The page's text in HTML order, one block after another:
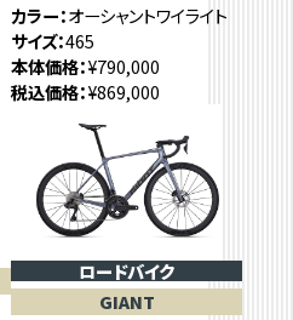
カラー オーシャントワイライト
サイズ 465
本体価格 ¥790,000
税込価格 ¥869,000
ロードバイク
GIANT